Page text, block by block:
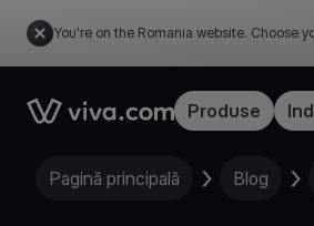
You're on the Romania website. Choose
Link to the homepageProduse
Pagină principală Blog